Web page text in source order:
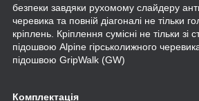
безпеки завдяки рухомому слайдеру
черевика та повній діагоналі не тільки
кріплень. Кріплення сумісні не тільки зі
підошвою Alpine гірськолижного
підошвою GripWalk (GW)
Комплектація